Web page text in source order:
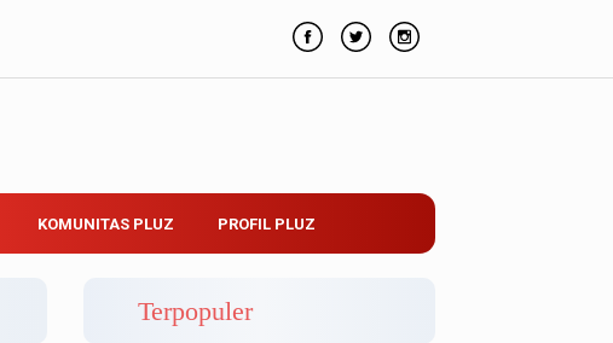
KOMUNITAS PLUZ PROFIL PLUZ
Terpopuler